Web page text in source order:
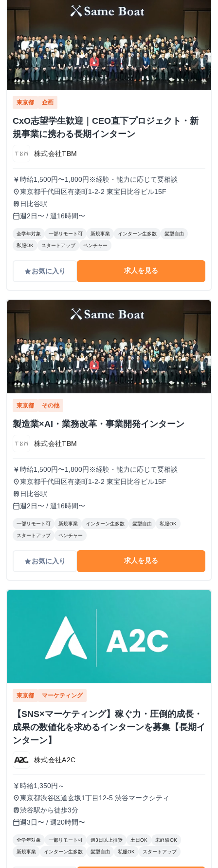
東京都 企画
CxO志望学生歓迎｜CEO直下プロジェクト・新
規事業に携わる長期インターン
株式会社TBM
currency_yen 時給1,500円〜1,800円※経験・能力に応じて要相談
place東京都千代田区有楽町1-2-2 東宝日比谷ビル15F
train 日比谷駅
calendar_today週2日〜 / 週16時間〜
全学年対象 一部リモート可 新規事業 インターン生多数 髪型自由
私服OK スタートアップ ベンチャー
gradeお気に入り 求人を見る
東京都 その他
製造業×AI・業務改革・事業開発インターン
株式会社TBM
currency_yen 時給1,500円〜1,800円※経験・能力に応じて要相談
place東京都千代田区有楽町1-2-2 東宝日比谷ビル15F
train 日比谷駅
calendar_today週2日〜 / 週16時間〜
一部リモート可 新規事業 インターン生多数 髪型自由 私服OK
スタートアップ ベンチャー
gradeお気に入り 求人を見る
東京都 マーケティング
【SNS×マーケティング】稼ぐ力・圧倒的成長・
成果の数値化を求めるインターンを募集【長期イ
ンターン】
株式会社A2C
currency_yen 時給1,350円～
place東京都渋谷区道玄坂1丁目12-5 渋谷マークシティ
train渋谷駅から徒歩3分
calendar_today週3日〜 / 週20時間〜
全学年対象 一部リモート可 週3日以上推奨 土日OK 未経験OK
新規事業 インターン生多数 髪型自由 私服OK スタートアップ